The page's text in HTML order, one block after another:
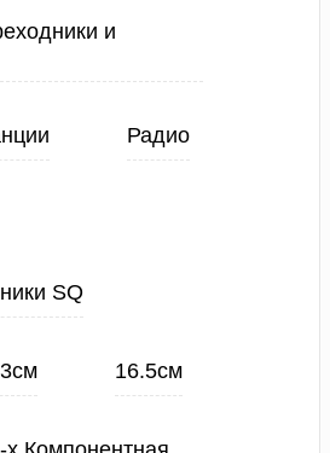
и
Радио
SQ
16.5см